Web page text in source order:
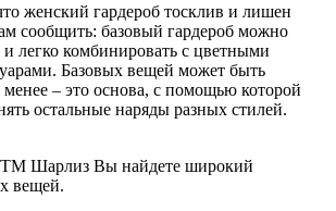
женский гардероб тосклив и лишен
сообщить: базовый гардероб можно
и легко комбинировать с цветными
Базовых вещей может быть
– это основа, с помощью которой
остальные наряды разных стилей.
Шарлиз Вы найдете широкий
вещей.